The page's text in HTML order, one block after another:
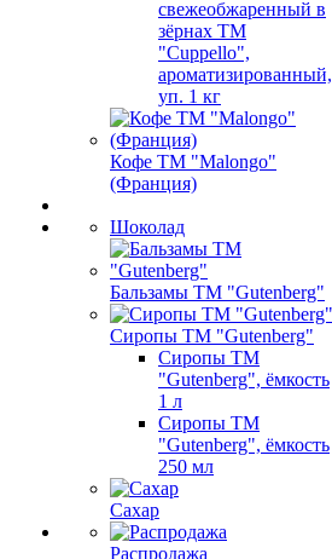
свежеобжаренный в
зёрнах ТМ
"Cuppello",
ароматизированный,
уп. 1 кг
Кофе ТМ "Malongo"
(Франция)
Шоколад
Бальзамы ТМ "Gutenberg"
Сиропы ТМ "Gutenberg"
Сиропы ТМ
"Gutenberg", ёмкость
1 л
Сиропы ТМ
"Gutenberg", ёмкость
250 мл
Сахар
Распродажа